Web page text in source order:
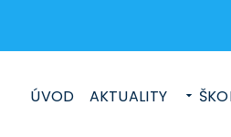
ÚVOD AKTUALITY